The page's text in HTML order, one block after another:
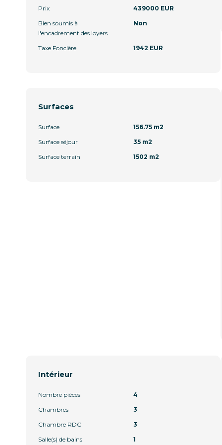
Prix
439000 EUR
Bien soumis à
l'encadrement des loyers
Non
Taxe Foncière 1942 EUR
Surfaces
Surface
156.75 m2
Surface séjour
35 m2
Surface terrain
1502 m2
Intérieur
Nombre pièces
4
Chambres
3
Chambre RDC
3
Salle(s) de bains
1